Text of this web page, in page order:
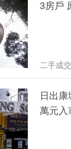
二手成交
日出
萬元入